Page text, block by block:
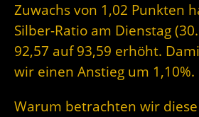
Zuwachs von 1,02 Punkten
Silber-Ratio am Dienstag
92,57 auf 93,59 erhöht.
wir einen Anstieg um 1,10%.
Warum betrachten wir diese